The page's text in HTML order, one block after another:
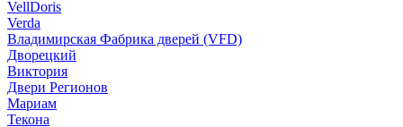
VellDoris
Verda
Владимирская Фабрика дверей (VFD)
Дворецкий
Виктория
Двери Регионов
Мариам
Текона